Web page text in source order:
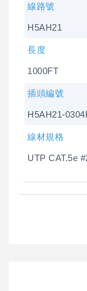
線路號
H5AH21
長度
1000FT
插頭編號
H5AH21-
線材規格
UTP CAT.5e